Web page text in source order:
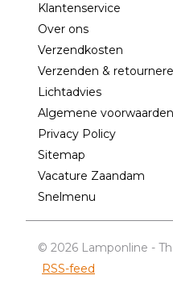
Klantenservice
Over ons
Verzendkosten
Verzenden &
Lichtadvies
Algemene voorwaarden
Privacy Policy
Sitemap
Vacature Zaandam
Snelmenu
© 2026 Lamponline -
RSS-feed